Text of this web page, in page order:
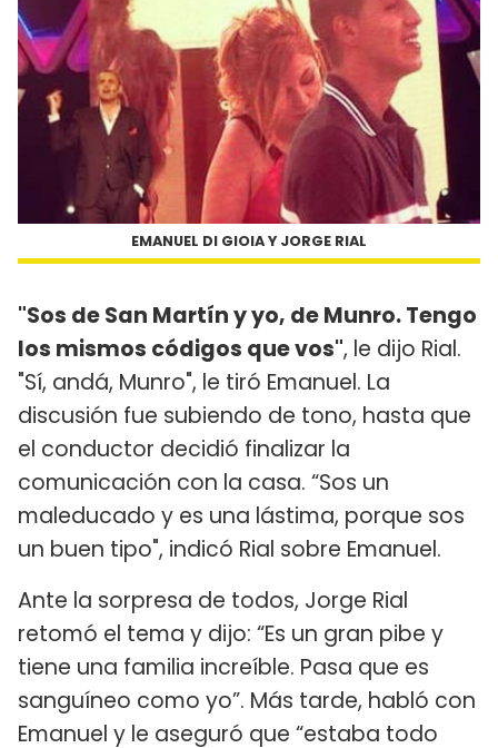
EMANUEL DI GIOIA Y JORGE RIAL
"Sos de San Martín y yo, de Munro. Tengo
los mismos códigos que vos", le dijo Rial.
"Sí, andá, Munro", le tiró Emanuel. La
discusión fue subiendo de tono, hasta que
el conductor decidió finalizar la
comunicación con la casa. “Sos un
maleducado y es una lástima, porque sos
un buen tipo", indicó Rial sobre Emanuel.
Ante la sorpresa de todos, Jorge Rial
retomó el tema y dijo: “Es un gran pibe y
tiene una familia increíble. Pasa que es
sanguíneo como yo”. Más tarde, habló con
Emanuel y le aseguró que “estaba todo